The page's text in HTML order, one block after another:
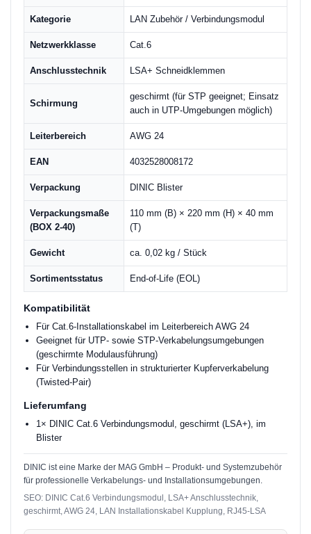
Kategorie LAN Zubehör / Verbindungsmodul
Netzwerkklasse Cat.6
Anschlusstechnik LSA+ Schneidklemmen
Schirmung
geschirmt (für STP geeignet; Einsatz
auch in UTP-Umgebungen möglich)
Leiterbereich AWG 24
EAN 4032528008172
Verpackung DINIC Blister
Verpackungsmaße
(BOX 2-40)
110 mm (B) × 220 mm (H) × 40 mm
(T)
Gewicht ca. 0,02 kg / Stück
Sortimentsstatus End-of-Life (EOL)
Kompatibilität
Für Cat.6-Installationskabel im Leiterbereich AWG 24
Geeignet für UTP- sowie STP-Verkabelungsumgebungen
(geschirmte Modulausführung)
Für Verbindungsstellen in strukturierter Kupferverkabelung
(Twisted-Pair)
Lieferumfang
1× DINIC Cat.6 Verbindungsmodul, geschirmt (LSA+), im
Blister
DINIC ist eine Marke der MAG GmbH – Produkt- und Systemzubehör
für professionelle Verkabelungs- und Installationsumgebungen.
SEO: DINIC Cat.6 Verbindungsmodul, LSA+ Anschlusstechnik,
geschirmt, AWG 24, LAN Installationskabel Kupplung, RJ45-LSA